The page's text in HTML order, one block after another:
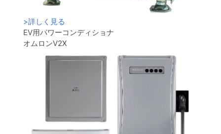
>詳しく見る
EV用パワーコンディショナ
オムロンV2X